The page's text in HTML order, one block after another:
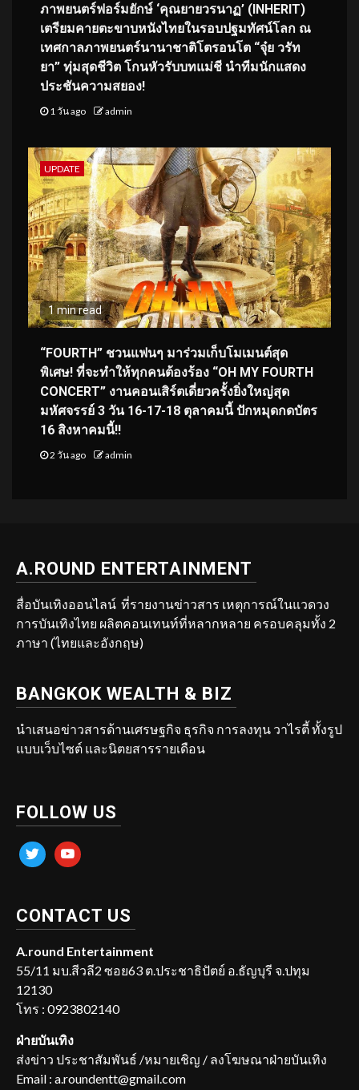
ภาพยนตร์ฟอร์มยักษ์ ‘คุณยายวรนาฏ’ (INHERIT)
เตรียมคายตะขาบหนังไทยในรอบปฐมทัศน์โลก ณ
เทศกาลภาพยนตร์นานาชาติโตรอนโต “จุ๋ย วรัท
ยา” ทุ่มสุดชีวิต โกนหัวรับบทแม่ชี นำทีมนักแสดง
ประชันความสยอง!
1 วัน ago admin
UPDATE
1 min read
“FOURTH” ชวนแฟนๆ มาร่วมเก็บโมเมนต์สุด
พิเศษ! ที่จะทำให้ทุกคนต้องร้อง “OH MY FOURTH
CONCERT” งานคอนเสิร์ตเดี่ยวครั้งยิ่งใหญ่สุด
มหัศจรรย์ 3 วัน 16-17-18 ตุลาคมนี้ ปักหมุดกดบัตร
16 สิงหาคมนี้!!
2 วัน ago admin
A.ROUND ENTERTAINMENT
สื่อบันเทิงออนไลน์ ที่รายงานข่าวสาร เหตุการณ์ในแวดวง
การบันเทิงไทย ผลิตคอนเทนท์ที่หลากหลาย ครอบคลุมทั้ง 2
ภาษา (ไทยและอังกฤษ)
BANGKOK WEALTH & BIZ
นำเสนอข่าวสารด้านเศรษฐกิจ ธุรกิจ การลงทุน วาไรตี้ ทั้งรูป
แบบเว็บไซต์ และนิตยสารรายเดือน
FOLLOW US
twitter youtube
CONTACT US
A.round Entertainment
55/11 มบ.สีวลี2 ซอย63 ต.ประชาธิปัตย์ อ.ธัญบุรี จ.ปทุม
12130
โทร : 0923802140
ฝ่ายบันเทิง
ส่งข่าว ประชาสัมพันธ์ /หมายเชิญ / ลงโฆษณาฝ่ายบันเทิง
Email : a.roundentt@gmail.com